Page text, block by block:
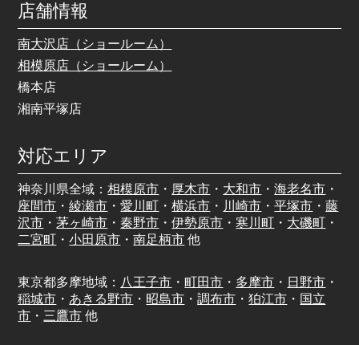
店舗情報
南大沢店（ショールーム）
相模原店（ショールーム）
橋本店
湘南平塚店
対応エリア
神奈川県全域：相模原市 ・ 厚木市 ・ 大和市 ・海老名市 ・
座間市 ・綾瀬市 ・愛川町 ・横浜市 ・ 川崎市 ・平塚市 ・藤
沢市 ・茅ヶ崎市 ・ 秦野市 ・伊勢原市 ・ 寒川町 ・ 大磯町 ・
二宮町 ・小田原市 ・南足柄市 他
東京都多摩地域： 八王子市 ・町田市 ・ 多摩市 ・ 日野市 ・
稲城市 ・ あきる野市 ・ 昭島市 ・調布市 ・狛江市 ・ 国立
市 ・ 三鷹市 他